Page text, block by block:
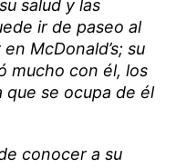
salud y las
ir de paseo al
McDonald’s; su
mucho con él, los
que se ocupa de él
conocer a su